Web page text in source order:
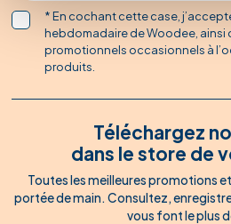
* En cochant cette case,
hebdomadaire de Woodee, ainsi
promotionnels occasionnels à
produits.
Téléchargez
dans le store de
Toutes les meilleures promotions
portée de main. Consultez,
vous font le plus